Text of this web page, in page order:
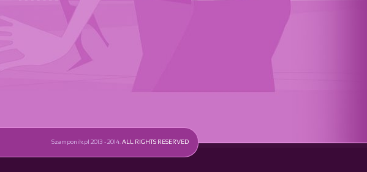
Szamponik.pl 2013 - 2014. ALL RIGHTS RESERVED